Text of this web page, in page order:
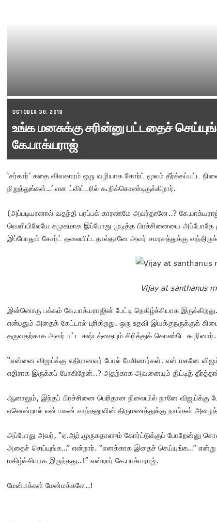
OCTOBER 30, 2018
உங்க மனசுக்கு சரின்னு பட்டதைச்
கே.பாக்யராஜ்
‘சர்கார்’ கதை விவகாரம் ஒரு வழியாக கோர்ட் மூலம் தீர்க்கப்பட்ட
நிறுத்துங்கள்…’ என ட்விட்டரில் கூறிக்கொண்டிருக்கிறார்.
(அப்படியானால் வதந்தி பரப்பக் காரணமே அவர்தானே..? கே.பாக்யராஜ்
வெளியிலேயே சுமுகமாக இப்போது முடித்த பிரச்சினையை அப்போதே
இப்போதும் கோர்ட் தலையிட்டதால்தானே அவர் சமரசத்துக்கு
Vijay at santhanus
இன்னொரு பக்கம் கே.பாக்யராஜின் பேட்டி நெகிழ்ச்சியாக
என்பதும் அதைக் கேட்டால் புரிகிறது. ஒரு உதவி இயக்குநருக்குக்
தருவதற்காக அவர் பட்ட கஷ்டத்தையும் சிரித்துக் கொண்டே கூறினார்.
“என்னை விஜய்க்கு எதிரானவர் போல் பேசினார்கள். என் மகனே
எதிராக இருக்கப் போகிறேன்..? அதற்காக அவனையும் திட்டித்
ஆனாலும், இந்தப் பிரச்சினை பெரிதான நிலையில் நானே
ஏனென்றால் என் மகன் சாந்தனுவின் திருமணத்துக்கு நாங்கள்
அப்போது அவர், “ஏ.ஆர்.முருகதாஸும் கோர்ட்டுக்குப் போறேன்னு
அதைச் செய்யுங்க…” என்றார். “எனக்காக இதைச் செய்யுங்க…” என்று
மகிழ்ச்சியாக இருந்தது..!” என்றார் கே.பாக்யராஜ்.
மேன்மக்கள் மேன்மக்களே..!